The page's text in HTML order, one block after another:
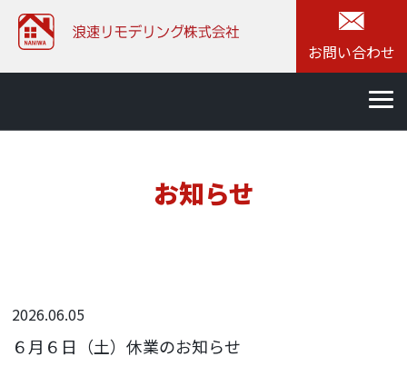
お問い合わせ
お知らせ
2026.06.05
６月６日（土）休業のお知らせ